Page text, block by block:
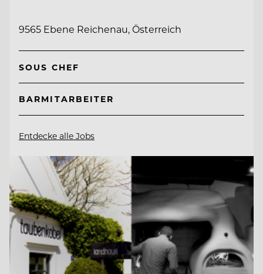
9565 Ebene Reichenau, Österreich
SOUS CHEF
BARMITARBEITER
Entdecke alle Jobs